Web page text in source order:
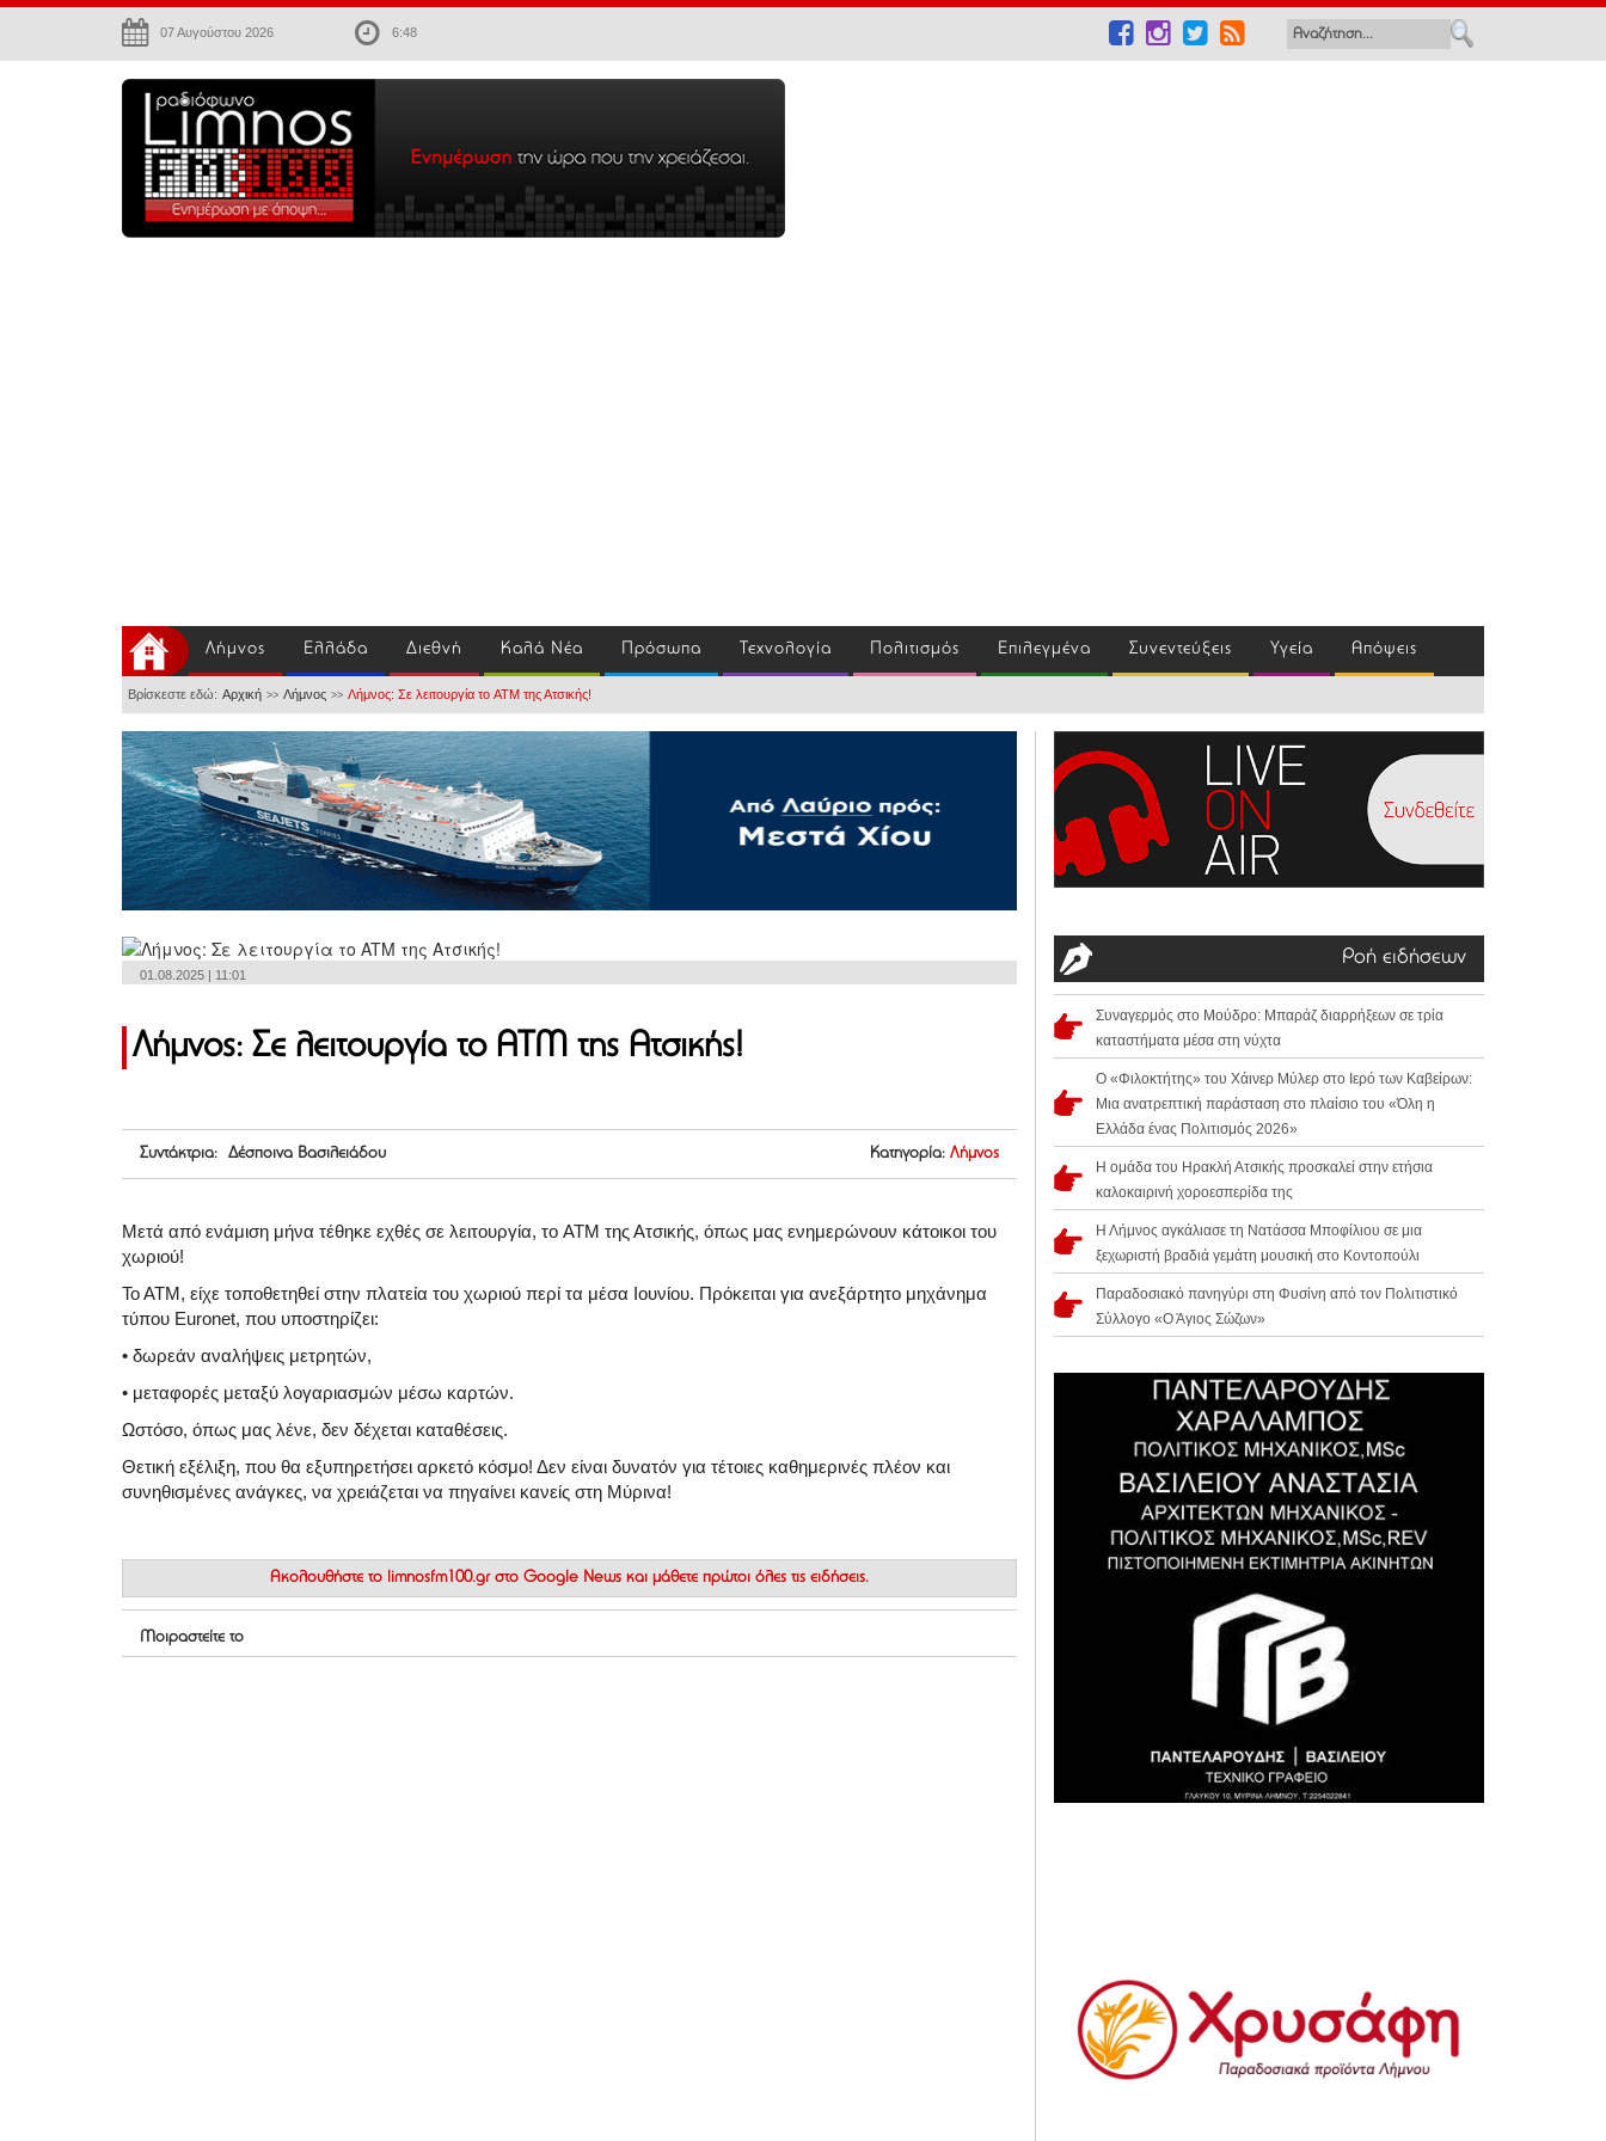
07 Αυγούστου 2026 6:48
Λήμνος Ελλάδα Διεθνή Καλά Νέα Πρόσωπα Τεχνολογία Πολιτισμός Επιλεγμένα Συνεντεύξεις Υγεία Απόψεις
Βρίσκεστε εδώ: Αρχική >> Λήμνος >> Λήμνος: Σε λειτουργία το ATM της Ατσικής!
01.08.2025 | 11:01
Λήμνος: Σε λειτουργία το ATM της Ατσικής!
Συντάκτρια: Δέσποινα Βασιλειάδου Κατηγορία: Λήμνος
Μετά από ενάμιση μήνα τέθηκε εχθές σε λειτουργία, το ATM της Ατσικής, όπως μας ενημερώνουν κάτοικοι του
χωριού!
Το ΑΤΜ, είχε τοποθετηθεί στην πλατεία του χωριού περί τα μέσα Ιουνίου. Πρόκειται για ανεξάρτητο μηχάνημα
τύπου Euronet, που υποστηρίζει:
• δωρεάν αναλήψεις μετρητών,
• μεταφορές μεταξύ λογαριασμών μέσω καρτών.
Ωστόσο, όπως μας λένε, δεν δέχεται καταθέσεις.
Θετική εξέλιξη, που θα εξυπηρετήσει αρκετό κόσμο! Δεν είναι δυνατόν για τέτοιες καθημερινές πλέον και
συνηθισμένες ανάγκες, να χρειάζεται να πηγαίνει κανείς στη Μύρινα!
Ακολουθήστε το limnosfm100.gr στο Google News και μάθετε πρώτοι όλες τις ειδήσεις.
Μοιραστείτε το
Ροή ειδήσεων
Συναγερμός στο Μούδρο: Μπαράζ διαρρήξεων σε τρία
καταστήματα μέσα στη νύχτα
Ο «Φιλοκτήτης» του Χάινερ Μύλερ στο Ιερό των Καβείρων:
Μια ανατρεπτική παράσταση στο πλαίσιο του «Όλη η
Ελλάδα ένας Πολιτισμός 2026»
Η ομάδα του Ηρακλή Ατσικής προσκαλεί στην ετήσια
καλοκαιρινή χοροεσπερίδα της
Η Λήμνος αγκάλιασε τη Νατάσσα Μποφίλιου σε μια
ξεχωριστή βραδιά γεμάτη μουσική στο Κοντοπούλι
Παραδοσιακό πανηγύρι στη Φυσίνη από τον Πολιτιστικό
Σύλλογο «Ο Άγιος Σώζων»